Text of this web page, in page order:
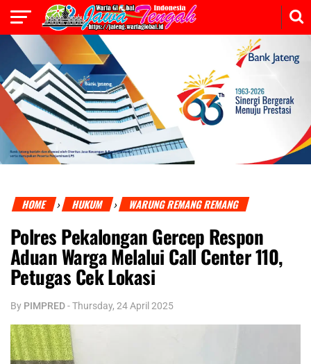
HOME › HUKUM › WARUNG REMANG REMANG
Polres Pekalongan Gercep Respon
Aduan Warga Melalui Call Center 110,
Petugas Cek Lokasi
By PIMPRED-Thursday, 24 April 2025